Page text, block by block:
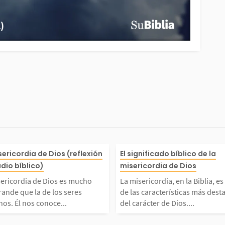
sobr
a la
Dio
de Dios es m
grande que la de l
humanos. Él nos con
de Dios (reflexión
bíblico)
de Dios es mucho
que la de los seres
Él nos conoce...
La
a, es una de
as más
El significado bíblico de la
misericordia de Dios
La misericordia, en la Biblia,
de las características más
del carácter de Dios....